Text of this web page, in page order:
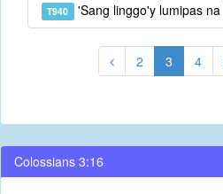
T940 'Sang linggo'y lumipas na
2 3 4
Colossians 3:16